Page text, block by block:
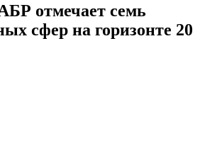
отмечает семь
сфер на горизонте 20